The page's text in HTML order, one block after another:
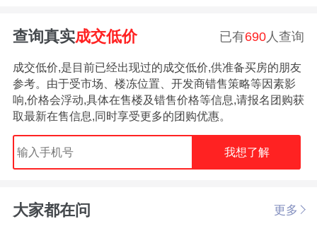
查询真实成交低价 已有690 人查询
成交低价,是目前已经出现过的成交低价,供准备买房的朋友
参考。由于受市场、楼冻位置、开发商错售策略等因素影
响,价格会浮动,具体在售楼及错售价格等信息,请报名团购获
取最新在售信息,同时享受更多的团购优惠。
我想了解
大家都在问 更多